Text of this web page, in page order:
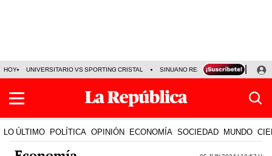
HOY UNIVERSITARIO VS SPORTING CRISTAL SINUANO RESULTADOS HOY
LO ÚLTIMO POLÍTICA OPINIÓN ECONOMÍA SOCIEDAD MUNDO